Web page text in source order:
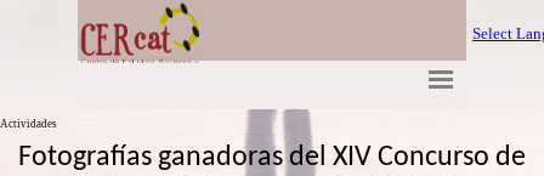
Select
Actividades
Fotografías ganadoras del XIV Concurso de